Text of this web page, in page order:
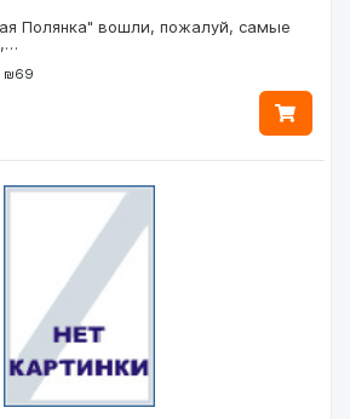
Полянка" вошли, пожалуй, самые
₪69